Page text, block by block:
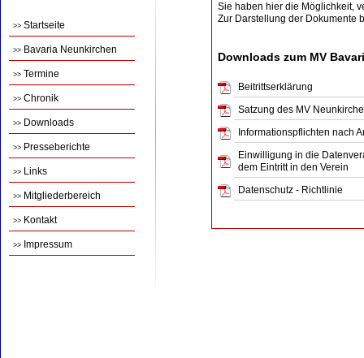
>> Startseite
>> Bavaria Neunkirchen
>> Termine
>> Chronik
>> Downloads
>> Presseberichte
>> Links
>> Mitgliederbereich
>> Kontakt
>> Impressum
Sie haben hier die Möglichkeit,
Zur Darstellung der Dokumente
Downloads zum MV
Beitrittserklärung
Satzung des MV
Informationspflichten nach
Einwilligung in die
dem Eintritt in den Verein
Datenschutz - Richtlinie